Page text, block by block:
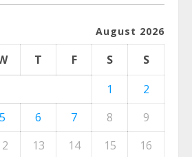
August 2026
T F S
S
1
2
5 6 7 8
9
13 14 15
16